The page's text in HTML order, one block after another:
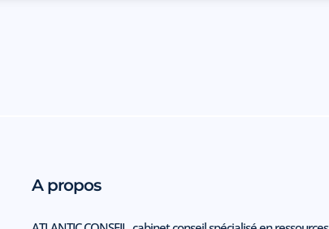
A propos